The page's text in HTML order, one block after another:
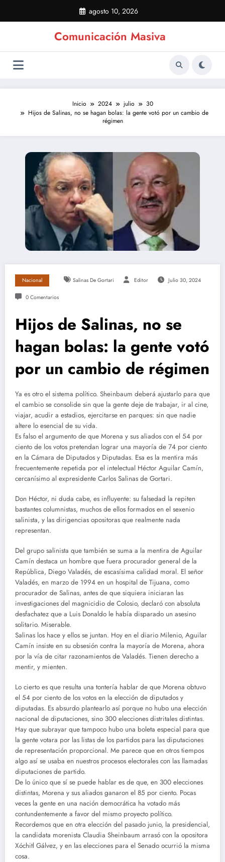
contenido
agosto 10, 2026
Comunicación Masiva
Inicio 2024 julio
30
Hijos de Salinas, no se hagan bolas: la gente votó por un cambio de
régimen
Nacional Salinas De Gortari Editor Julio 30, 2024
0 Comentarios
Hijos de Salinas, no se
hagan bolas: la gente votó
por un cambio de régimen
Ya es otro el sistema político. Sheinbaum deberá ajustarlo para que
el cambio se consolide sin que la gente deje de trabajar, ir al cine,
viajar, acudir a estadios, ejercitarse en parques: sin que nadie
altere lo esencial de su vida.
Es falso el argumento de que Morena y sus aliados con el 54 por
ciento de los votos pretendan lograr una mayoría de 74 por ciento
en la Cámara de Diputados y Diputadas. Esa es la mentira más
frecuentemente repetida por el intelectual Héctor Aguilar Camín,
cercanísimo al expresidente Carlos Salinas de Gortari.
Don Héctor, ni duda cabe, es influyente: su falsedad la repiten
bastantes columnistas, muchos de ellos formados en el sexenio
salinista, y las dirigencias opositoras que realmente nada
representan.
Del grupo salinista que también se suma a la mentira de Aguilar
Camín destaca un hombre que fuera procurador general de la
República, Diego Valadés, de escasísima calidad moral. El señor
Valadés, en marzo de 1994 en un hospital de Tijuana, como
procurador de Salinas, antes de que siquiera iniciaran las
investigaciones del magnicidio de Colosio, declaró con absoluta
desfachatez que a Luis Donaldo le había disparado un asesino
solitario. Miserable.
Salinas los hace y ellos se juntan. Hoy en el diario Milenio, Aguilar
Camín insiste en su obsesión contra la mayoría de Morena, ahora
por la vía de citar razonamientos de Valadés. Tienen derecho a
mentir, y mienten.
Lo cierto es que resulta una tontería hablar de que Morena obtuvo
el 54 por ciento de los votos en la elección de diputados y
diputadas. Es absurdo plantearlo así porque no hubo una elección
nacional de diputaciones, sino 300 elecciones distritales distintas.
Hay que subrayar que tampoco hubo una boleta especial para que
la gente votara por las listas de los partidos para las diputaciones
de representación proporcional. Me parece que en otros tiempos
algo así se usaba en nuestros procesos electorales con las llamadas
diputaciones de partido.
De lo único que sí se puede hablar es de que, en 300 elecciones
distintas, Morena y sus aliados ganaron el 85 por ciento. Pocas
veces la gente en una nación democrática ha votado más
contundentemente a favor del mismo proyecto político.
Recordemos que en otra elección del pasado junio, la presidencial,
la candidata morenista Claudia Sheinbaum arrasó con la opositora
Xóchitl Gálvez, y en las elecciones para el Senado ocurrió la misma
cosa.